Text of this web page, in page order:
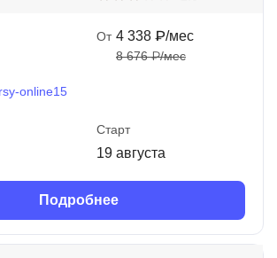
online15
От 4 338 ₽/мес
8 676 ₽/мес
Старт
19 августа
Подробнее